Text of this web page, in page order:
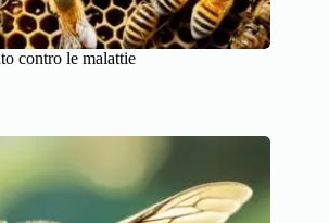
contro le malattie